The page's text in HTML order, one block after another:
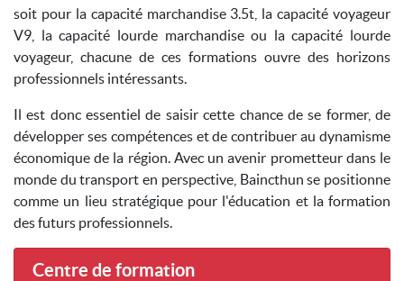
soit pour la capacité marchandise 3.5t, la capacité voyageur
V9, la capacité lourde marchandise ou la capacité lourde
voyageur, chacune de ces formations ouvre des horizons
professionnels intéressants.
Il est donc essentiel de saisir cette chance de se former, de
développer ses compétences et de contribuer au dynamisme
économique de la région. Avec un avenir prometteur dans le
monde du transport en perspective, Baincthun se positionne
comme un lieu stratégique pour l'éducation et la formation
des futurs professionnels.
Centre de formation